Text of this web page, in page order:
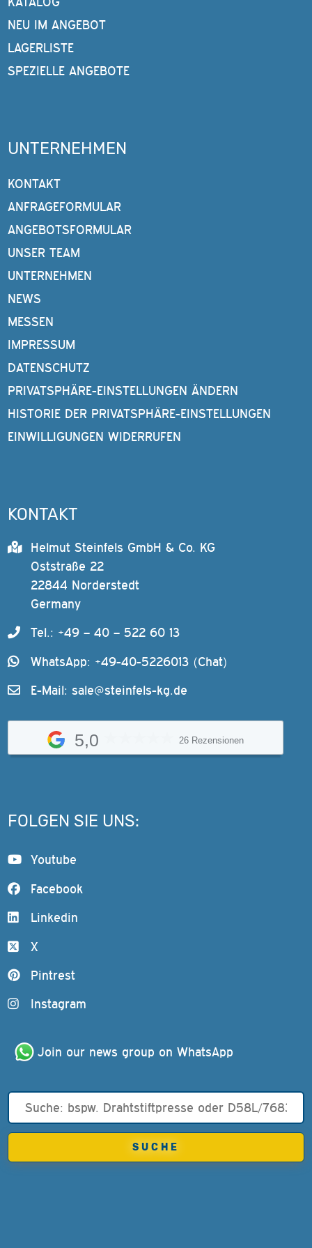
NEU IM ANGEBOT
LAGERLISTE
SPEZIELLE ANGEBOTE
UNTERNEHMEN
KONTAKT
ANFRAGEFORMULAR
ANGEBOTSFORMULAR
UNSER TEAM
UNTERNEHMEN
NEWS
MESSEN
IMPRESSUM
DATENSCHUTZ
PRIVATSPHÄRE-EINSTELLUNGEN ÄNDERN
HISTORIE DER PRIVATSPHÄRE-EINSTELLUNGEN
EINWILLIGUNGEN WIDERRUFEN
KONTAKT
Helmut Steinfels GmbH & Co. KG
Oststraße 22
22844 Norderstedt
Germany
Tel.: +49 – 40 – 522 60 13
WhatsApp: +49-40-5226013 (Chat)
E-Mail: sale@steinfels-kg.de
5,0 26 Rezensionen
FOLGEN SIE UNS:
Youtube
Facebook
Linkedin
X
Pintrest
Instagram
Join our news group on WhatsApp